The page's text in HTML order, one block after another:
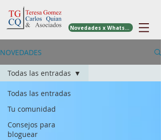
Novedades x WhatsApp
NOVEDADES
Todas las entradas
Tu comunidad
Consejos para
bloguear
Todas las entradas